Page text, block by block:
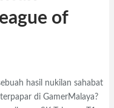
of
hasil nukilan sahabat
di GamerMalaya?